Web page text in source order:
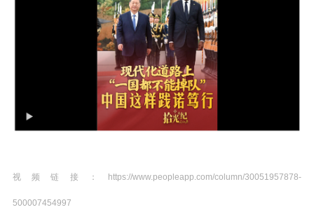
视频链接：https://www.peopleapp.com/column/30051957878-
500007454997